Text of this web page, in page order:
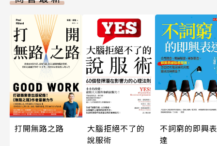
打開無路之路
大腦拒絕不了的
說服術
不詞窮的即興表
達